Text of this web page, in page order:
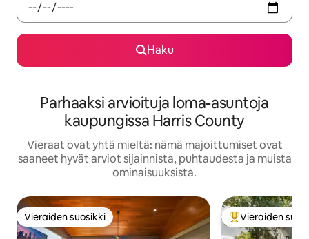
Haku
Parhaaksi arvioituja loma-asuntoja
kaupungissa Harris County
Vieraat ovat yhtä mieltä: nämä majoittumiset ovat
saaneet hyvät arviot sijainnista, puhtaudesta ja muista
ominaisuuksista.
Vieraiden suosikki
Vieraiden suosikki Vieraiden
Vieraiden